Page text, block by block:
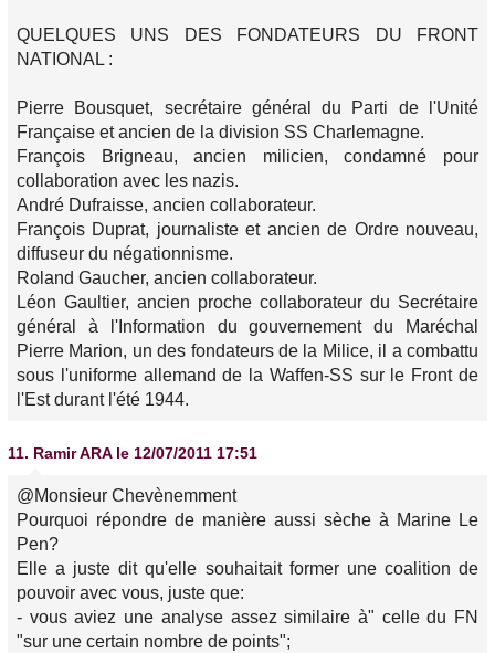
QUELQUES UNS DES FONDATEURS DU FRONT
NATIONAL :
Pierre Bousquet, secrétaire général du Parti de l'Unité
Française et ancien de la division SS Charlemagne.
François Brigneau, ancien milicien, condamné pour
collaboration avec les nazis.
André Dufraisse, ancien collaborateur.
François Duprat, journaliste et ancien de Ordre nouveau,
diffuseur du négationnisme.
Roland Gaucher, ancien collaborateur.
Léon Gaultier, ancien proche collaborateur du Secrétaire
général à l'Information du gouvernement du Maréchal
Pierre Marion, un des fondateurs de la Milice, il a combattu
sous l'uniforme allemand de la Waffen-SS sur le Front de
l'Est durant l'été 1944.
11. Ramir ARA le 12/07/2011 17:51
@Monsieur Chevènemment
Pourquoi répondre de manière aussi sèche à Marine Le
Pen?
Elle a juste dit qu'elle souhaitait former une coalition de
pouvoir avec vous, juste que:
- vous aviez une analyse assez similaire à" celle du FN
"sur une certain nombre de points";